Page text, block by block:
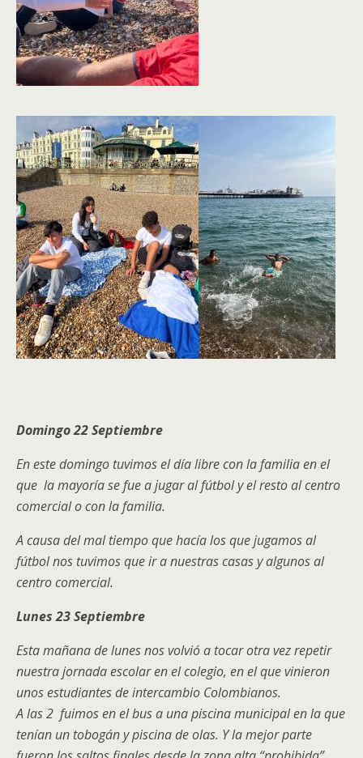
Domingo 22 Septiembre
En este domingo tuvimos el día libre con la familia en el
que la mayoría se fue a jugar al fútbol y el resto al centro
comercial o con la familia.
A causa del mal tiempo que hacía los que jugamos al
fútbol nos tuvimos que ir a nuestras casas y algunos al
centro comercial.
Lunes 23 Septiembre
Esta mañana de lunes nos volvió a tocar otra vez repetir
nuestra jornada escolar en el colegio, en el que vinieron
unos estudiantes de intercambio Colombianos.
A las 2 fuimos en el bus a una piscina municipal en la que
tenían un tobogán y piscina de olas. Y la mejor parte